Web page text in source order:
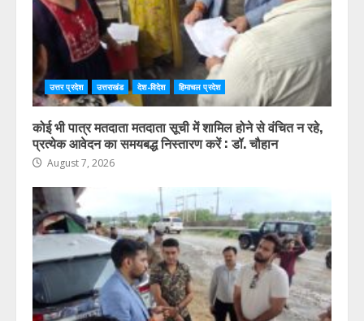
उत्तर प्रदेश उत्तराखंड देश-विदेश हिमाचल प्रदेश
कोई भी पात्र मतदाता मतदाता सूची में शामिल होने से वंचित न रहे,
प्रत्येक आवेदन का समयबद्ध निस्तारण करें : डॉ. चौहान
August 7, 2026